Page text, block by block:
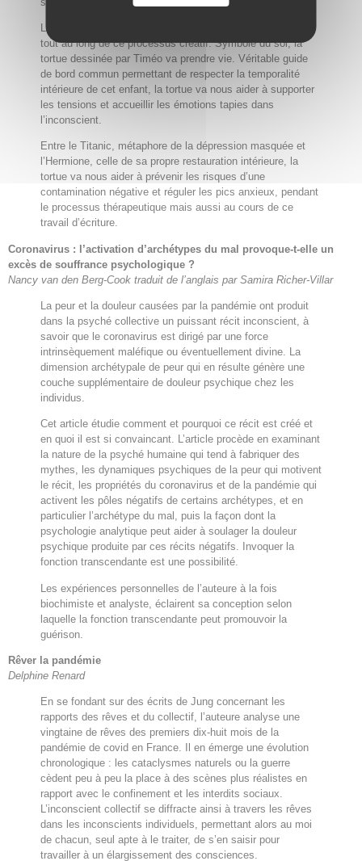
La profondeur des dessins de cet enfant va y contribuer
tout au long de ce processus créatif. Symbole du soi, la
tortue dessinée par Timéo va prendre vie. Véritable guide
de bord commun permettant de respecter la temporalité
intérieure de cet enfant, la tortue va nous aider à supporter
les tensions et accueillir les émotions tapies dans
l’inconscient.
Entre le Titanic, métaphore de la dépression masquée et
l’Hermione, celle de sa propre restauration intérieure, la
tortue va nous aider à prévenir les risques d’une
contamination négative et réguler les pics anxieux, pendant
le processus thérapeutique mais aussi au cours de ce
travail d’écriture.
Coronavirus : l’activation d’archétypes du mal provoque-t-elle un
excès de souffrance psychologique ?
Nancy van den Berg-Cook traduit de l’anglais par Samira Richer-Villar
La peur et la douleur causées par la pandémie ont produit
dans la psyché collective un puissant récit inconscient, à
savoir que le coronavirus est dirigé par une force
intrinsèquement maléfique ou éventuellement divine. La
dimension archétypale de peur qui en résulte génère une
couche supplémentaire de douleur psychique chez les
individus.
Cet article étudie comment et pourquoi ce récit est créé et
en quoi il est si convaincant. L’article procède en examinant
la nature de la psyché humaine qui tend à fabriquer des
mythes, les dynamiques psychiques de la peur qui motivent
le récit, les propriétés du coronavirus et de la pandémie qui
activent les pôles négatifs de certains archétypes, et en
particulier l’archétype du mal, puis la façon dont la
psychologie analytique peut aider à soulager la douleur
psychique produite par ces récits négatifs. Invoquer la
fonction transcendante est une possibilité.
Les expériences personnelles de l’auteure à la fois
biochimiste et analyste, éclairent sa conception selon
laquelle la fonction transcendante peut promouvoir la
guérison.
Rêver la pandémie
Delphine Renard
En se fondant sur des écrits de Jung concernant les
rapports des rêves et du collectif, l’auteure analyse une
vingtaine de rêves des premiers dix-huit mois de la
pandémie de covid en France. Il en émerge une évolution
chronologique : les cataclysmes naturels ou la guerre
cèdent peu à peu la place à des scènes plus réalistes en
rapport avec le confinement et les interdits sociaux.
L’inconscient collectif se diffracte ainsi à travers les rêves
dans les inconscients individuels, permettant alors au moi
de chacun, seul apte à le traiter, de s’en saisir pour
travailler à un élargissement des consciences.